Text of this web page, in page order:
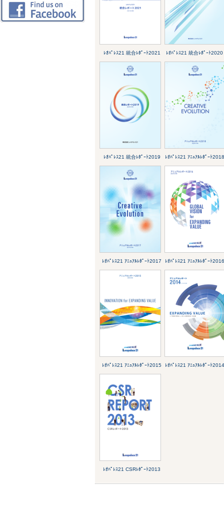
ﾚｵﾊﾟﾚｽ21 統合ﾚﾎﾟｰﾄ2021 ﾚｵﾊﾟﾚｽ21 統合ﾚﾎﾟｰﾄ2020
ﾚｵﾊﾟﾚｽ21 統合ﾚﾎﾟｰﾄ2019 ﾚｵﾊﾟﾚｽ21 ｱﾆｭｱﾙﾚﾎﾟｰﾄ2018
ﾚｵﾊﾟﾚｽ21 ｱﾆｭｱﾙﾚﾎﾟｰﾄ2017 ﾚｵﾊﾟﾚｽ21 ｱﾆｭｱﾙﾚﾎﾟｰﾄ2016
ﾚｵﾊﾟﾚｽ21 ｱﾆｭｱﾙﾚﾎﾟｰﾄ2015 ﾚｵﾊﾟﾚｽ21 ｱﾆｭｱﾙﾚﾎﾟｰﾄ2014
ﾚｵﾊﾟﾚｽ21 CSRﾚﾎﾟｰﾄ2013